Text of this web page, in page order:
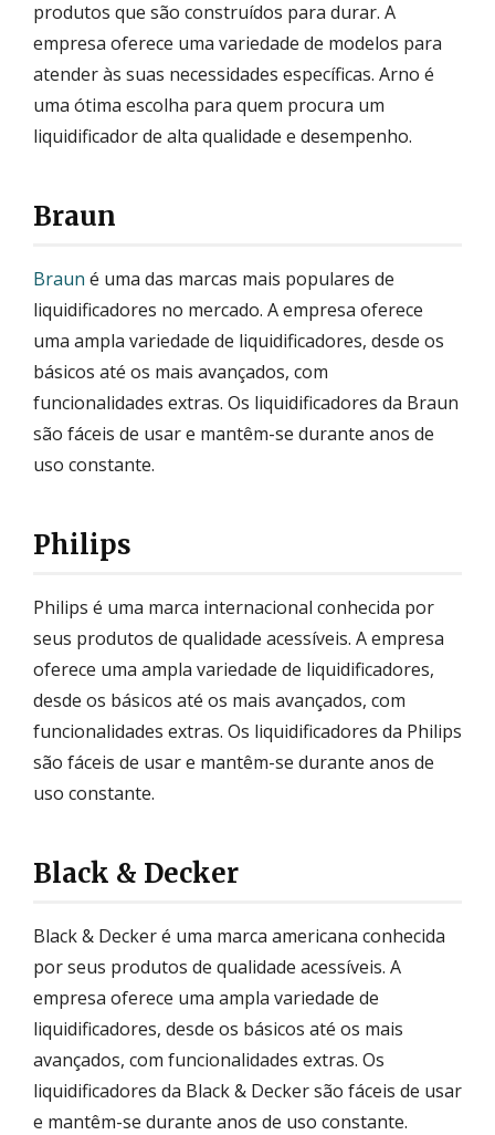
produtos que são construídos para durar. A
empresa oferece uma variedade de modelos para
atender às suas necessidades específicas. Arno é
uma ótima escolha para quem procura um
liquidificador de alta qualidade e desempenho.
Braun
Braun é uma das marcas mais populares de
liquidificadores no mercado. A empresa oferece
uma ampla variedade de liquidificadores, desde os
básicos até os mais avançados, com
funcionalidades extras. Os liquidificadores da Braun
são fáceis de usar e mantêm-se durante anos de
uso constante.
Philips
Philips é uma marca internacional conhecida por
seus produtos de qualidade acessíveis. A empresa
oferece uma ampla variedade de liquidificadores,
desde os básicos até os mais avançados, com
funcionalidades extras. Os liquidificadores da Philips
são fáceis de usar e mantêm-se durante anos de
uso constante.
Black & Decker
Black & Decker é uma marca americana conhecida
por seus produtos de qualidade acessíveis. A
empresa oferece uma ampla variedade de
liquidificadores, desde os básicos até os mais
avançados, com funcionalidades extras. Os
liquidificadores da Black & Decker são fáceis de usar
e mantêm-se durante anos de uso constante.